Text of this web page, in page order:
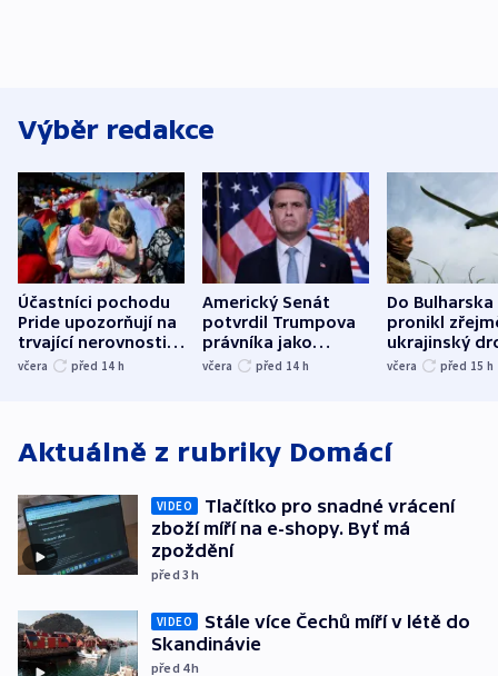
Výběr redakce
Účastníci pochodu
Pride upozorňují na
trvající nerovnosti i
společenskou
včera před 14 h
Americký Senát
potvrdil Trumpova
právníka jako
ministra
včera před 14 h
Do Bulharska
pronikl
ukrajinský
explodoval
včera před 15 h
Aktuálně z rubriky Domácí
VIDEO
Tlačítko pro snadné vrácení
zboží míří na e-shopy. Byť má
zpoždění
před 3h
VIDEO
Stále více Čechů míří v létě do
Skandinávie
před 4h